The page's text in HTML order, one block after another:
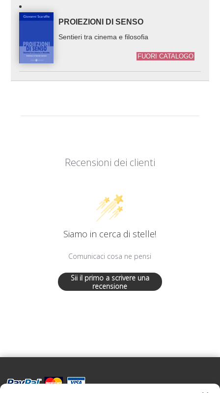
PROIEZIONI DI SENSO
Sentieri tra cinema e filosofia
FUORI CATALOGO
Recensioni dei clienti
Siamo in cerca di stelle!
Comunicaci cosa ne pensi
Sii il primo a scrivere una
recensione